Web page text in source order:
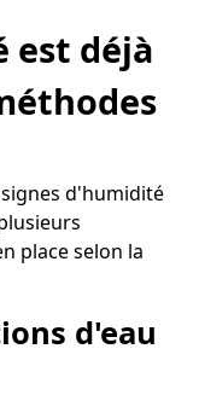
est déjà
d'humidité
place selon la
d'eau